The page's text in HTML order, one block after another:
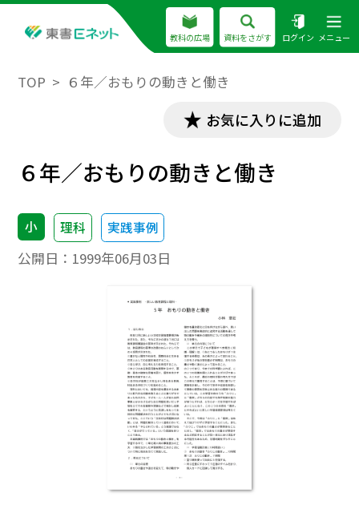
教科の広場 資料をさがす ログイン メニュー
TOP ６年／おもりの動きと働き
お気に入りに追加
６年／おもりの動きと働き
小 理科 実践事例
公開日： 1999年06月03日